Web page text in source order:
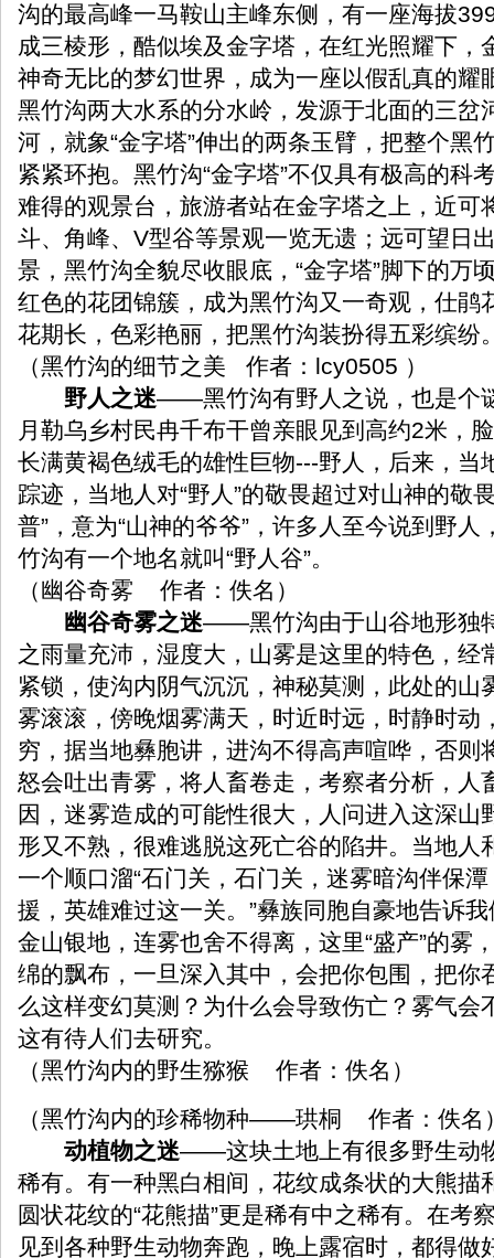
沟的最高峰一马鞍山主峰东侧，有一座海拔
成三棱形，酷似埃及金字塔，在红光照耀下，
神奇无比的梦幻世界，成为一座以假乱真的耀
黑竹沟两大水系的分水岭，发源于北面的三岔
河，就象“金字塔”伸出的两条玉臂，把整个黑
紧紧环抱。黑竹沟“金字塔”不仅具有极高的科
难得的观景台，旅游者站在金字塔之上，近可
斗、角峰、V型谷等景观一览无遗；远可望日
景，黑竹沟全貌尽收眼底，“金字塔”脚下的万
红色的花团锦簇，成为黑竹沟又一奇观，仕鹃
花期长，色彩艳丽，把黑竹沟装扮得五彩缤纷
（黑竹沟的细节之美 作者：lcy0505 ）
野人之迷——黑竹沟有野人之说，也是个
月勒乌乡村民冉千布干曾亲眼见到高约2米，
长满黄褐色绒毛的雄性巨物---野人，后来，当
踪迹，当地人对“野人”的敬畏超过对山神的敬
普”，意为“山神的爷爷”，许多人至今说到野
竹沟有一个地名就叫“野人谷”。
（幽谷奇雾 作者：佚名 ）
幽谷奇雾之迷——黑竹沟由于山谷地形独
之雨量充沛，湿度大，山雾是这里的特色，经
紧锁，使沟内阴气沉沉，神秘莫测，此处的山
雾滚滚，傍晚烟雾满天，时近时远，时静时动
穷，据当地彝胞讲，进沟不得高声喧哗，否则
怒会吐出青雾，将人畜卷走，考察者分析，人
因，迷雾造成的可能性很大，人问进入这深山
形又不熟，很难逃脱这死亡谷的陷井。当地人
一个顺口溜“石门关，石门关，迷雾暗沟伴保
援，英雄难过这一关。”彝族同胞自豪地告诉
金山银地，连雾也舍不得离，这里“盛产”的雾
绵的飘布，一旦深入其中，会把你包围，把你
么这样变幻莫测？为什么会导致伤亡？雾气会
这有待人们去研究。
（黑竹沟内的野生猕猴
作者：佚名 ）
（黑竹沟内的珍稀物种——珙桐 作者：佚名
动植物之迷——这块土地上有很多野生动
稀有。有一种黑白相间，花纹成条状的大熊描
圆状花纹的“花熊描”更是稀有中之稀有。在考
见到各种野生动物奔跑，晚上露宿时，都得做